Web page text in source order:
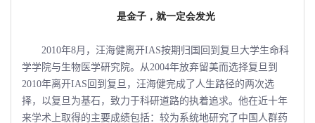
是金子，就一定会发光
2010年8月，汪海健离开IAS按期归国回到复旦大学生命科
学学院与生物医学研究院。从2004年放弃留美而选择复旦到
2010年离开IAS回到复旦，汪海健完成了人生路径的两次选
择，以复旦为基石，致力于科研道路的执着追求。他在近十年
来学术上取得的主要成绩包括：较为系统地研究了中国人群药